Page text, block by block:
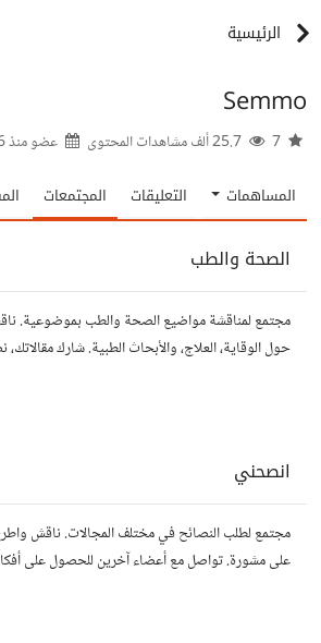
الرئيسية
Semmo
عضو منذ6
المساهمات التعليقات المجتمعات
الصحة والطب
مجتمع لمناقشة مواضيع الصحة والطب بموضوعية.
حول الوقاية، العلاج، والأبحاث الطبية. شارك
انصحني
مجتمع لطلب النصائح في مختلف المجالات. ناقش
على مشورة. تواصل مع أعضاء آخرين للحصول على